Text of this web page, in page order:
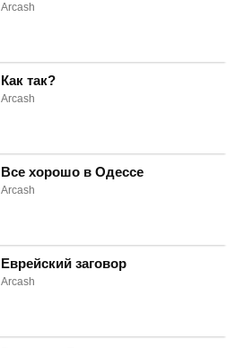
Arcash
Как так?
Arcash
Все хорошо в Одессе
Arcash
Еврейский заговор
Arcash